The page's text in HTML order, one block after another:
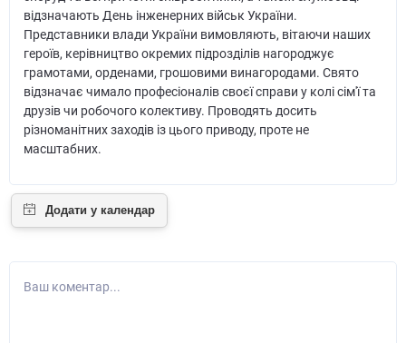
відзначають День інженерних військ України.
Представники влади України вимовляють, вітаючи наших
героїв, керівництво окремих підрозділів нагороджує
грамотами, орденами, грошовими винагородами. Свято
відзначає чимало професіоналів своєї справи у колі сім'ї та
друзів чи робочого колективу. Проводять досить
різноманітних заходів із цього приводу, проте не
масштабних.
Ваш коментар...